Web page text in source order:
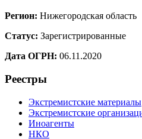
Регион: Нижегородская область
Статус: Зарегистрированные
Дата ОГРН: 06.11.2020
Реестры
Экстремистские материалы
Экстремистские
Иноагенты
НКО